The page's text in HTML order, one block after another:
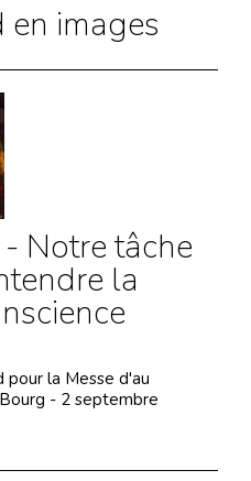
images
Notre tâche
la
la Messe d'au
- 2 septembre